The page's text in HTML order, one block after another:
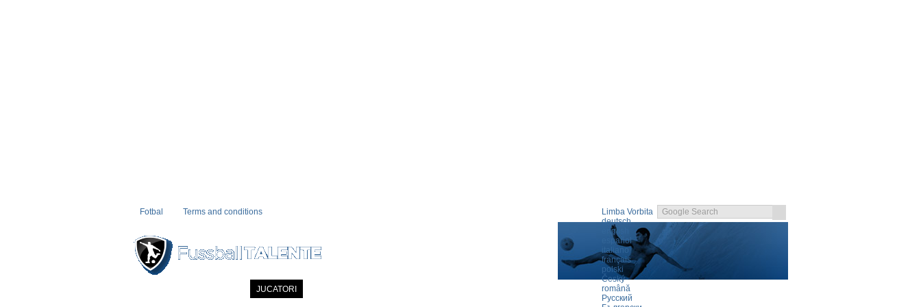
Fotbal Terms and conditions
Limba Vorbita
deutsch
english
español
italiano
français
polski
Český
română
Русский
JUCATORI TERMS AND CONDITIONS